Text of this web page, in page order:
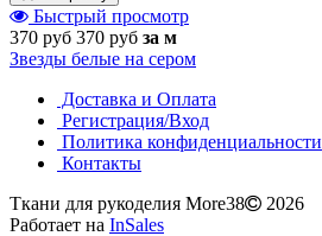
Быстрый просмотр
370 руб 370 руб за м
Звезды белые на сером
Доставка и Оплата
Регистрация/Вход
Политика конфиденциальности
Контакты
Ткани для рукоделия More38
2026
Работает на InSales